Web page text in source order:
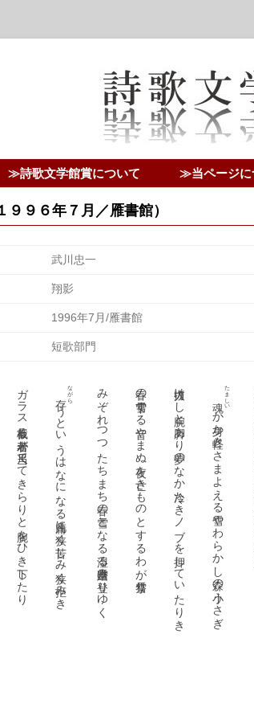
≫詩歌文学館賞について ≫当ページに
９６年７月／雁書館）
武川忠一
翔影
1996年7月/雁書館
短歌部門
たましい
か身か軽々とさまよえる雪やわらかし森の小うさぎ
力抜けし腕と脚あり夢のなか冷たきノブを押していたりき
春の雪雫する音やまぬ夜を亡きものとするわが雪祭り
みぞれつつたちまち春の雪となる湿る雪道踏み登りゆく
ながら
うというはなになる凡庸に狭く苦しみ狭く拒みき
ガラス板截る若者が尺当ててきらりと腕をひき下したり